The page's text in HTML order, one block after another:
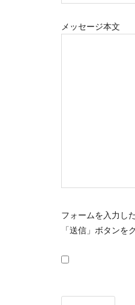
メッセージ本文
フォームを入力し
「送信」ボタンを